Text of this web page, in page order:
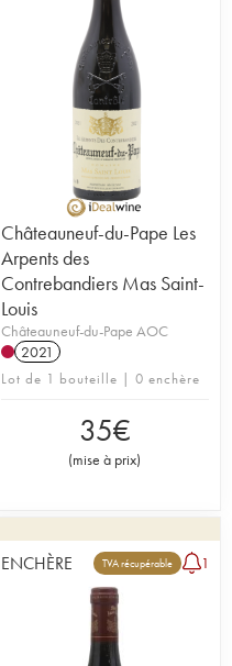
Châteauneuf-du-Pape Les
Arpents des
Contrebandiers Mas Saint-
Louis
Châteauneuf-du-Pape AOC
2021
Lot de 1 bouteille | 0 enchère
35€
(mise à prix)
ENCHÈRE TVA récupérable 1